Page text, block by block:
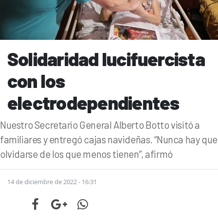
Solidaridad lucifuercista
con los
electrodependientes
Nuestro Secretario General Alberto Botto visitó a
familiares y entregó cajas navideñas. “Nunca hay que
olvidarse de los que menos tienen”, afirmó
14 de diciembre de 2022 - 16:31